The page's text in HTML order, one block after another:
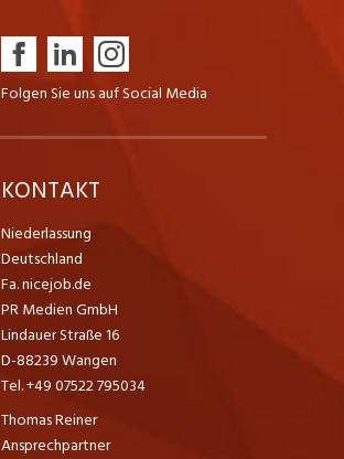
Folgen Sie uns auf Social Media
KONTAKT
Niederlassung
Deutschland
Fa. nicejob.de
PR Medien GmbH
Lindauer Straße 16
D-88239 Wangen
Tel. +49 07522 795034
Thomas Reiner
Ansprechpartner